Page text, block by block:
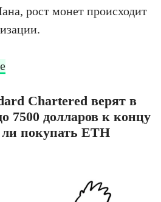
рост монет происходит
Chartered верят в
7500 долларов к концу
ли покупать ETH